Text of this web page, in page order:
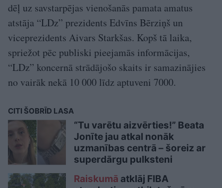
dēļ uz savstarpējas vienošanās pamata amatus
atstāja “LDz” prezidents Edvīns Bērziņš un
viceprezidents Aivars Starkšas. Kopš tā laika,
spriežot pēc publiski pieejamās informācijas,
“LDz” koncernā strādājošo skaits ir samazinājies
no vairāk nekā 10 000 līdz aptuveni 7000.
CITI ŠOBRĪD LASA
“Tu varētu aizvērties!” Beata
Jonīte jau atkal nonāk
uzmanības centrā – šoreiz ar
superdārgu pulksteni
Raiskumā atklāj FIBA